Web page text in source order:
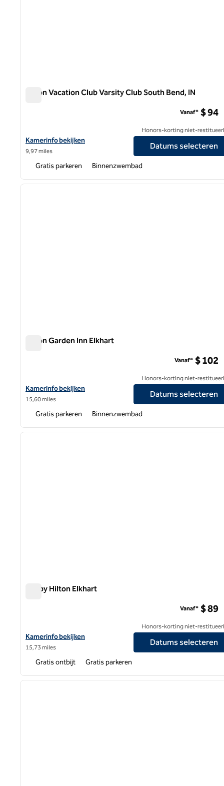
Hilton Vacation Club Varsity Club South Bend, IN
Bekijk hoteldetails voor Hilton Vacation Club Varsity Club South
Kamerinfo bekijken
9,97 miles
Vanaf* $ 94
Honors-korting niet-
Datums selecteren
Gratis parkeren Binnenzwembad
1 van 12
Hilton Garden Inn Elkhart
Bekijk hoteldetails voor Hilton Garden Inn Elkhart
Kamerinfo bekijken
15,60 miles
Vanaf* $ 102
Honors-korting niet-
Datums selecteren
Gratis parkeren Binnenzwembad
1 van 12
Tru by Hilton Elkhart
Bekijk hoteldetails voor Tru by Hilton Elkhart
Kamerinfo bekijken
15,73 miles
Vanaf* $ 89
Honors-korting niet-
Datums selecteren
Gratis ontbijt Gratis parkeren
1 van 12